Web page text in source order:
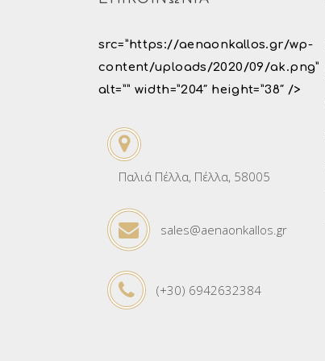
src=”https://aenaonkallos.gr/wp-
content/uploads/2020/09/ak.png”
alt=”” width=”204″ height=”38″ />
Παλιά Πέλλα, Πέλλα, 58005
sales@aenaonkallos.gr
(+30) 6942632384